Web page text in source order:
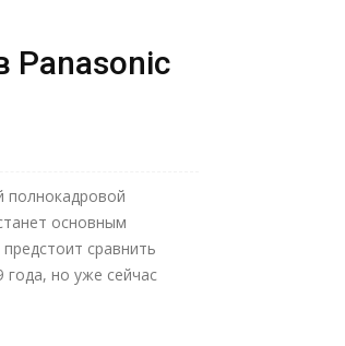
Panasonic
полнокадровой
основным
сравнить
года, но уже сейчас